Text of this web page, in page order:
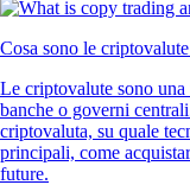
Cosa sono le
Le criptovalute sono
banche o governi
criptovaluta, su quale
principali, come
future.